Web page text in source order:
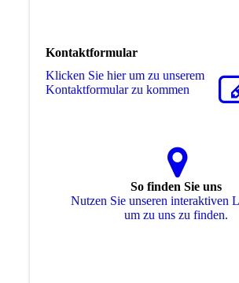
Kontaktformular
Klicken Sie hier um zu unserem
Kon­takt­for­mu­lar zu kommen
So finden Sie uns
Nutzen Sie unseren interaktiven
um zu uns zu finden.